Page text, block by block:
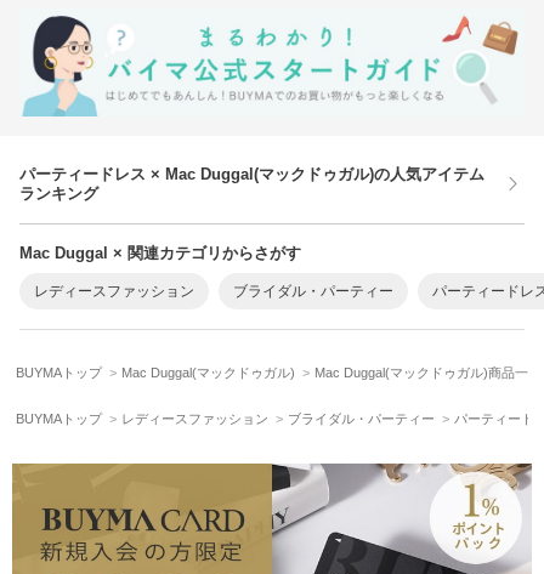
パーティードレス × Mac Duggal(マックドゥガル)の人気アイテム
ランキング
Mac Duggal × 関連カテゴリからさがす
レディースファッション ブライダル・パーティー パーティードレ
BUYMAトップ Mac Duggal(マックドゥガル) Mac Duggal(マックドゥガル)商品一
BUYMAトップ レディースファッション ブライダル・パーティー パーティード